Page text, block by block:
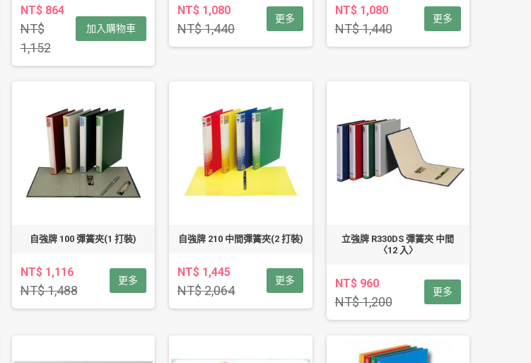
NT$ 864
NT$
1,152
加入購物車
NT$ 1,080
NT$ 1,440
更多
NT$ 1,080
NT$ 1,440
更多
自強牌 100 彈簧夾(1 打裝)
NT$ 1,116
NT$ 1,488
更多
自強牌 210 中間彈簧夾(2 打裝)
NT$ 1,445
NT$ 2,064
更多
立強牌 R330DS 彈簧夾 中間
〈12 入〉
NT$ 960
NT$ 1,200
更多